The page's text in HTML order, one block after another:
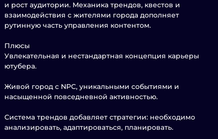
и рост аудитории. Механика трендов, квестов и
взаимодействия с жителями города дополняет
рутинную часть управления контентом.
Плюсы
Увлекательная и нестандартная концепция карьеры
ютубера.
Живой город с NPC, уникальными событиями и
насыщенной повседневной активностью.
Система трендов добавляет стратегии: необходимо
анализировать, адаптироваться, планировать.